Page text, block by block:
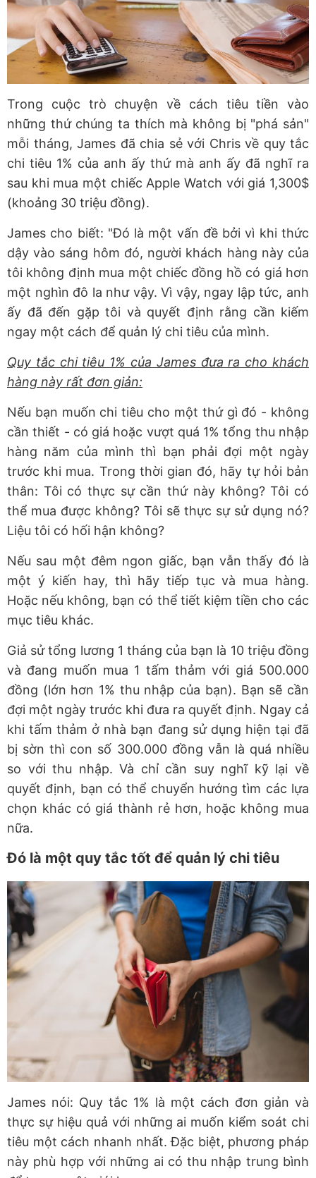
Trong cuộc trò chuyện về cách tiêu tiền vào
những thứ chúng ta thích mà không bị "phá sản"
mỗi tháng, James đã chia sẻ với Chris về quy tắc
chi tiêu 1% của anh ấy thứ mà anh ấy đã nghĩ ra
sau khi mua một chiếc Apple Watch với giá 1,300$
(khoảng 30 triệu đồng).
James cho biết: "Đó là một vấn đề bởi vì khi thức
dậy vào sáng hôm đó, người khách hàng này của
tôi không định mua một chiếc đồng hồ có giá hơn
một nghìn đô la như vậy. Vì vậy, ngay lập tức, anh
ấy đã đến gặp tôi và quyết định rằng cần kiếm
ngay một cách để quản lý chi tiêu của mình.
Quy tắc chi tiêu 1% của James đưa ra cho khách
hàng này rất đơn giản:
Nếu bạn muốn chi tiêu cho một thứ gì đó - không
cần thiết - có giá hoặc vượt quá 1% tổng thu nhập
hàng năm của mình thì bạn phải đợi một ngày
trước khi mua. Trong thời gian đó, hãy tự hỏi bản
thân: Tôi có thực sự cần thứ này không? Tôi có
thể mua được không? Tôi sẽ thực sự sử dụng nó?
Liệu tôi có hối hận không?
Nếu sau một đêm ngon giấc, bạn vẫn thấy đó là
một ý kiến hay, thì hãy tiếp tục và mua hàng.
Hoặc nếu không, bạn có thể tiết kiệm tiền cho các
mục tiêu khác.
Giả sử tổng lương 1 tháng của bạn là 10 triệu đồng
và đang muốn mua 1 tấm thảm với giá 500.000
đồng (lớn hơn 1% thu nhập của bạn). Bạn sẽ cần
đợi một ngày trước khi đưa ra quyết định. Ngay cả
khi tấm thảm ở nhà bạn đang sử dụng hiện tại đã
bị sờn thì con số 300.000 đồng vẫn là quá nhiều
so với thu nhập. Và chỉ cần suy nghĩ kỹ lại về
quyết định, bạn có thể chuyển hướng tìm các lựa
chọn khác có giá thành rẻ hơn, hoặc không mua
nữa.
Đó là một quy tắc tốt để quản lý chi tiêu
James nói: Quy tắc 1% là một cách đơn giản và
thực sự hiệu quả với những ai muốn kiểm soát chi
tiêu một cách nhanh nhất. Đặc biệt, phương pháp
này phù hợp với những ai có thu nhập trung bình